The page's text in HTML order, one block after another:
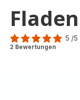
Bewertung
5 /5
2 Bewertungen